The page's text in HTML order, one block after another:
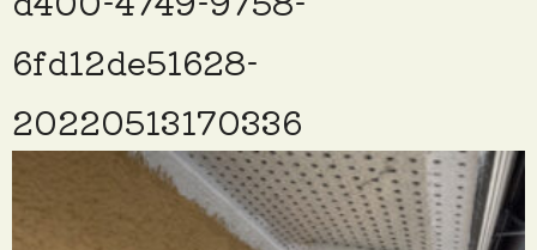
6fd12de51628-
20220513170336